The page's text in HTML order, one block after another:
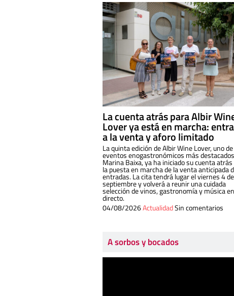
La cuenta atrás para Albir
Lover ya está en marcha:
a la venta y aforo limitado
La quinta edición de Albir Wine Lover, uno
eventos enogastronómicos más
Marina Baixa, ya ha iniciado su cuenta atrás
la puesta en marcha de la venta anticipada
entradas. La cita tendrá lugar el viernes 4 de
septiembre y volverá a reunir una cuidada
selección de vinos, gastronomía y música en
directo.
04/08/2026ActualidadSin comentarios
A sorbos y bocados